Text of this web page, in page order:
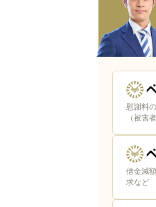
慰謝料
（被害
借金減
求など